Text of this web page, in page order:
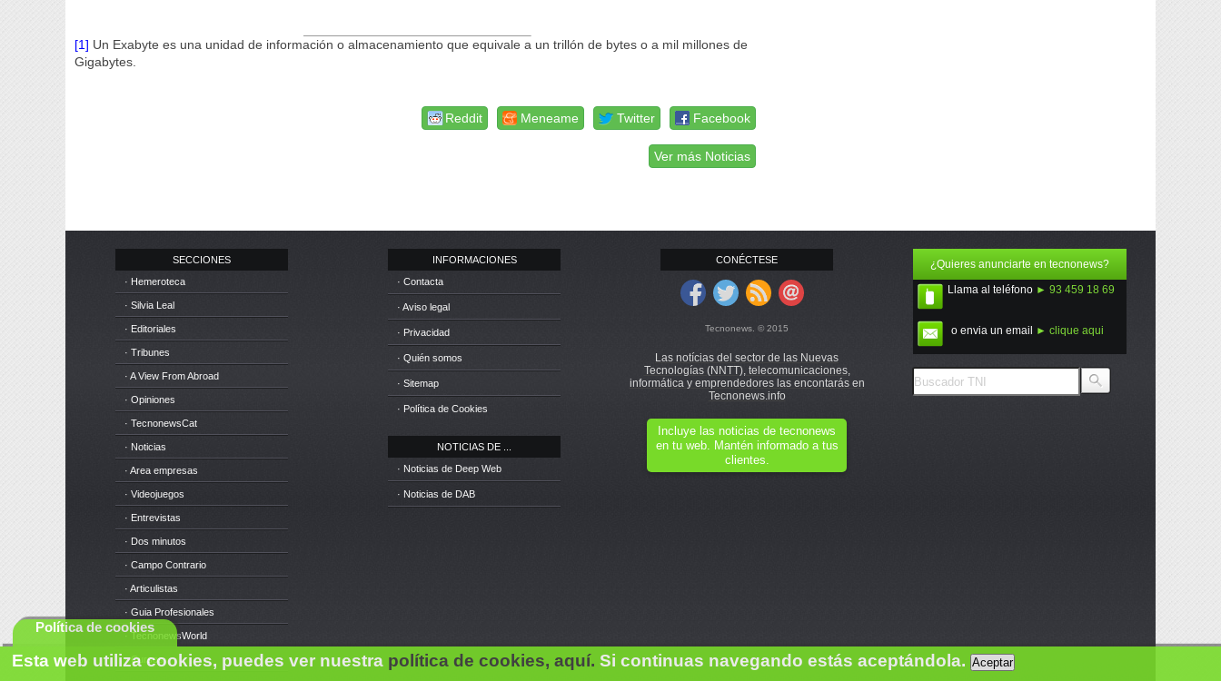
[1] Un Exabyte es una unidad de información o almacenamiento que equivale a un trillón de bytes o a mil millones de
Gigabytes.
Facebook
Twitter
Meneame
Reddit
Ver más Noticias
SECCIONES
· Hemeroteca
· Silvia Leal
· Editoriales
· Tribunes
· A View From Abroad
· Opiniones
· TecnonewsCat
· Noticias
· Area empresas
· Videojuegos
· Entrevistas
· Dos minutos
· Campo Contrario
· Articulistas
· Guia Profesionales
· TecnonewsWorld
· Cursos
INFORMACIONES
· Contacta
· Aviso legal
· Privacidad
· Quién somos
· Sitemap
· Política de Cookies
NOTICIAS DE ...
· Noticias de Deep Web
· Noticias de DAB
CONÉCTESE
Tecnonews. © 2015
Las notícias del sector de las Nuevas
Tecnologías (NNTT), telecomunicaciones,
informática y emprendedores las encontarás en
Tecnonews.info
Incluye las noticias de tecnonews
en tu web. Mantén informado a tus
clientes.
¿Quieres anunciarte en tecnonews?
Llama al teléfono ► 93 459 18 69
o envia un email ► clique aqui
Esta web utiliza cookies, puedes ver nuestra política de cookies, aquí. Si continuas navegando estás aceptándola.Aceptar
Política de cookies